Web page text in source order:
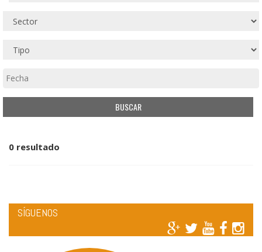
0 resultado
SÍGUENOS